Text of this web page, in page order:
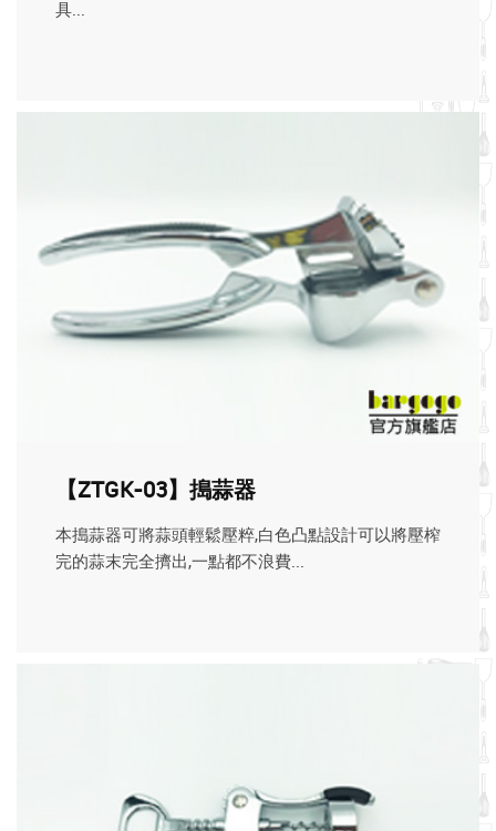
具...
【ZTGK-03】搗蒜器
本搗蒜器可將蒜頭輕鬆壓粹,白色凸點設計可以將壓榨
完的蒜末完全擠出,一點都不浪費...